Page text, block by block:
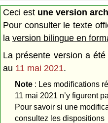
Ceci est une version
Pour consulter le texte
la version bilingue en
La présente version a
au 11 mai 2021.
Note: Les modifications
11 mai 2021 n’y figurent
Pour savoir si une
consultez les dispositions